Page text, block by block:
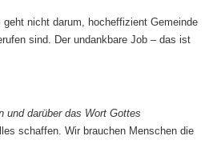
nicht darum, hocheffizient Gemeinde
sind. Der undankbare Job – das ist
darüber das Wort Gottes
schaffen. Wir brauchen Menschen die